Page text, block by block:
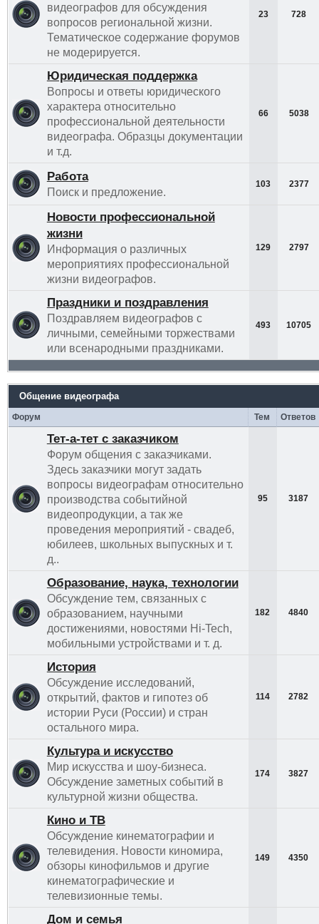
видеографов для обсуждения
вопросов региональной жизни.
Тематическое содержание форумов
не модерируется.
23 728
Юридическая поддержка
Вопросы и ответы юридического
характера относительно
профессиональной деятельности
видеографа. Образцы документации
и т.д.
66 5038
Работа
Поиск и предложение.
103 2377
Новости профессиональной
жизни
Информация о различных
мероприятиях профессиональной
жизни видеографов.
129 2797
Праздники и поздравления
Поздравляем видеографов с
личными, семейными торжествами
или всенародными праздниками.
493 10705
Общение видеографа
Форум Тем Ответов
Тет-а-тет с заказчиком
Форум общения с заказчиками.
Здесь заказчики могут задать
вопросы видеографам относительно
производства событийной
видеопродукции, а так же
проведения мероприятий - свадеб,
юбилеев, школьных выпускных и т.
д..
95 3187
Образование, наука, технологии
Обсуждение тем, связанных с
образованием, научными
достижениями, новостями Hi-Tech,
мобильными устройствами и т. д.
182 4840
История
Обсуждение исследований,
открытий, фактов и гипотез об
истории Руси (России) и стран
остального мира.
114 2782
Культура и искусство
Мир искусства и шоу-бизнеса.
Обсуждение заметных событий в
культурной жизни общества.
174 3827
Кино и ТВ
Обсуждение кинематографии и
телевидения. Новости киномира,
обзоры кинофильмов и другие
кинематографические и
телевизионные темы.
149 4350
Дом и семья